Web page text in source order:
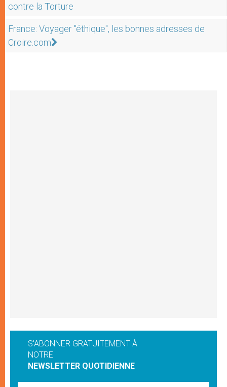
contre la Torture
France: Voyager "éthique", les bonnes adresses de
Croire.com
S'ABONNER GRATUITEMENT À
NOTRE
NEWSLETTER QUOTIDIENNE